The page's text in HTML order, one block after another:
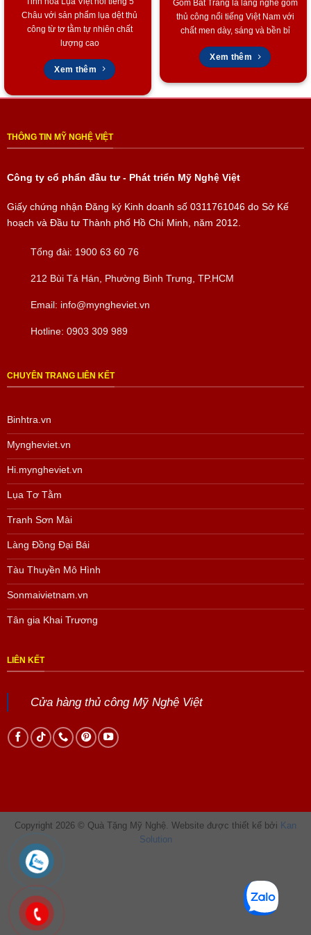
Quà tặng bạn bè
Quà tặng người thân
Một chiếcmô hình thuyền buồm phong thủy France II gỗ tự
chất lượng cao sẽ thể hiện sự tinh tế, đẳng cấpvàlời
chúc may mắn, thành công chân thành.
Liên Hệ Ngay
thủy France II gỗ tự nhiênđể tô điểm cho không gian sống,
tài lộc!
Huyền hoặc 0903.754.715 – Ms Phượng
Để chúng tôi hỗ trợ thêm các thắc mắc của bạn nhé.
Tham khảo các sản phẩm Sơn Mài khác
Tham khảo các sản phẩm quà Doanh Nghiệp khác
Tham khảo các sản phẩm của Mỹ Nghệ Việt
Hoặc trang Facebook của chúng tôi
Châu với sản phẩm lụa dệt thủ
công từ tơ tằm tự nhiên chất
lượng cao
Xem thêm
Gốm Bát Tràng là làng nghề gốm
thủ công nổi tiếng Việt Nam với
chất men dày, sáng và bền bỉ
Xem thêm
THÔNG TIN MỸ NGHỆ VIỆT
Công ty cổ phẩn đầu tư - Phát triển Mỹ Nghệ Việt
Giấy chứng nhận Đăng ký Kinh doanh số 0311761046 do Sở Kế
hoạch và Đầu tư Thành phố Hồ Chí Minh, năm 2012.
Tổng đài: 1900 63 60 76
212 Bùi Tá Hán, Phường Bình Trưng, TP.HCM
Email: info@myngheviet.vn
Hotline:0903 309 989
CHUYÊN TRANG LIÊN KẾT
Binhtra.vn
Myngheviet.vn
Hi.myngheviet.vn
Lụa Tơ Tằm
Tranh Sơn Mài
Làng Đồng Đại Bái
Tàu Thuyền Mô Hình
Sonmaivietnam.vn
Tân gia Khai Trương
LIÊN KẾT
Cửa hàng thủ công Mỹ Nghệ Việt
Copyright 2026 © Quà Tặng Mỹ Nghệ. Website được thiết kế bởi Kan
Solution